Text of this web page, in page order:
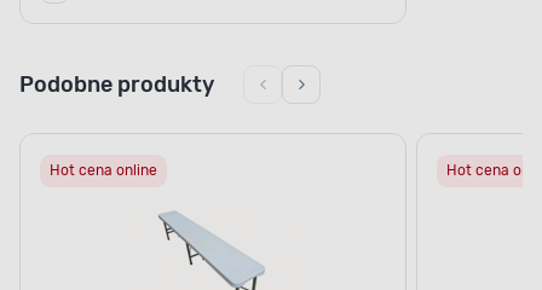
Podobne produkty
Hot cena online Hot cena